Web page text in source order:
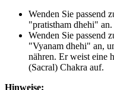
Wenden Sie passend
"pratistham dhehi" an.
Wenden Sie passend
"Vyanam dhehi" an,
nähren. Er weist eine
(Sacral) Chakra auf.
Hinweise: